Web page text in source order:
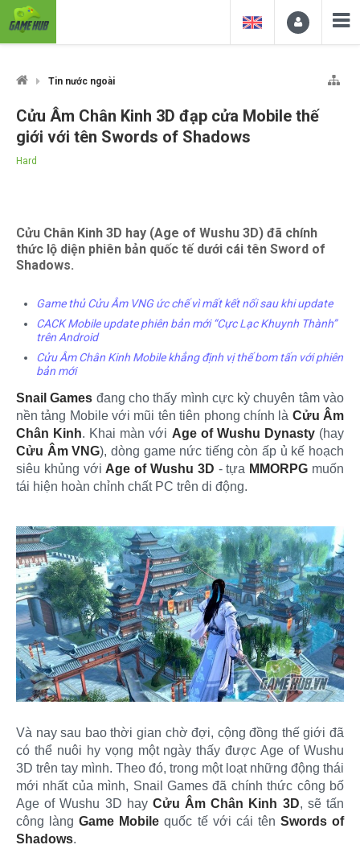
Tin nước ngoài
Cửu Âm Chân Kinh 3D đạp cửa Mobile thế
giới với tên Swords of Shadows
Hard
Cửu Chân Kinh 3D hay (Age of Wushu 3D) đã chính
thức lộ diện phiên bản quốc tế dưới cái tên Sword of
Shadows.
Game thủ Cửu Âm VNG ức chế vì mất kết nối sau khi update
CACK Mobile update phiên bản mới “Cực Lạc Khuynh Thành”
trên Android
Cửu Âm Chân Kinh Mobile khẳng định vị thế bom tấn với phiên
bản mới
Snail Games đang cho thấy mình cực kỳ chuyên tâm vào
nền tảng Mobile với mũi tên tiên phong chính là Cửu Âm
Chân Kinh. Khai màn với Age of Wushu Dynasty(hay
Cửu Âm VNG), dòng game nức tiếng còn ấp ủ kế hoạch
siêu khủng với Age of Wushu 3D - tựa MMORPG muốn
tái hiện hoàn chỉnh chất PC trên di động.
Và nay sau bao thời gian chờ đợi, cộng đồng thế giới đã
có thể nuôi hy vọng một ngày thấy được Age of Wushu
3D trên tay mình. Theo đó, trong một loạt những động thái
mới nhất của mình, Snail Games đã chính thức công bố
Age of Wushu 3D hay Cửu Âm Chân Kinh 3D, sẽ tấn
công làngGame Mobile quốc tế với cái tên Swords of
Shadows.